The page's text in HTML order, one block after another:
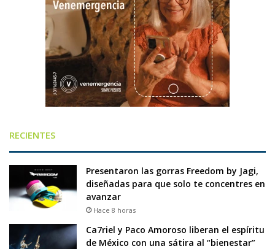
RECIENTES
Presentaron las gorras Freedom by Jagi,
diseñadas para que solo te concentres en
avanzar
Hace 8 horas
Ca7riel y Paco Amoroso liberan el espíritu
de México con una sátira al “bienestar”